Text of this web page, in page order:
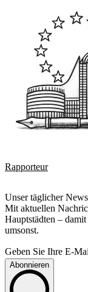
Rapporteur
Unser täglicher
Mit aktuellen
Hauptstädten –
umsonst.
Geben Sie Ihre E-
Abonnieren